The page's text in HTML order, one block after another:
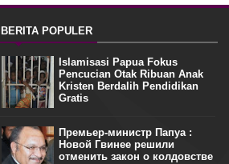
BERITA POPULER
Islamisasi Papua Fokus
Pencucian Otak Ribuan Anak
Kristen Berdalih Pendidikan
Gratis
Премьер-министр Папуа :
Новой Гвинее решили
отменить закон о колдовстве